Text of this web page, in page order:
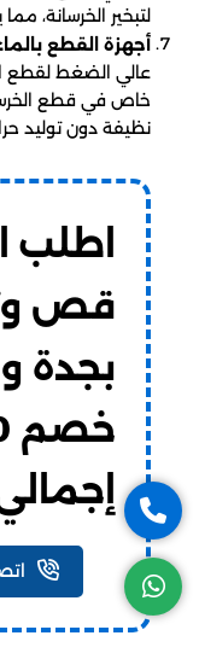
لتبخير الخرسانة،
أجهزة القطع
عالي الضغط لقطع
خاص في قطع
نظيفة دون توليد
اطلب
قص
بجدة